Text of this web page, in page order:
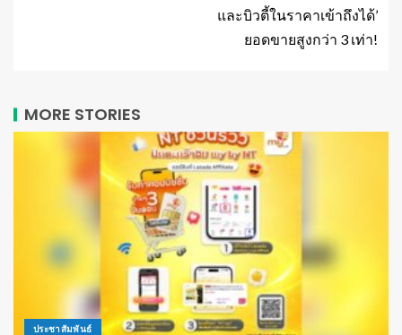
และบิวตี้ในราคาเข้าถึงได้’
ยอดขายสูงกว่า 3 เท่า!
MORE STORIES
ประชาสัมพันธ์